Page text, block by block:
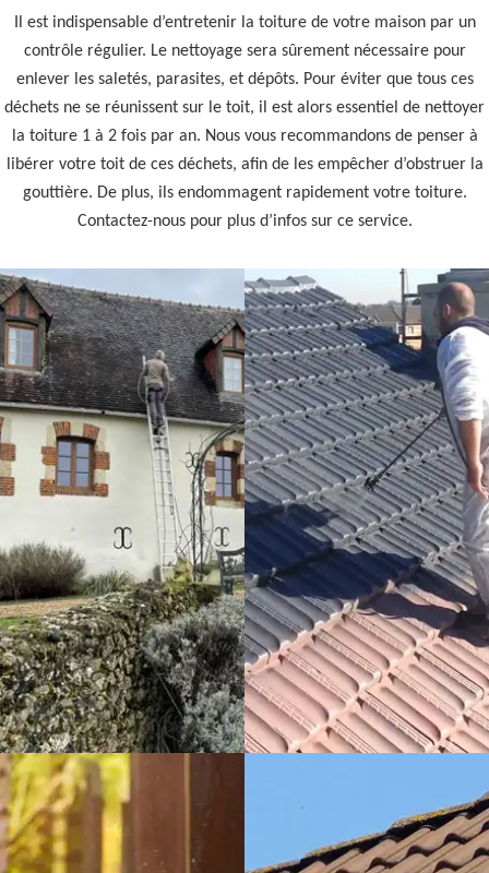
Il est indispensable d’entretenir la toiture de votre maison par un
contrôle régulier. Le nettoyage sera sûrement nécessaire pour
enlever les saletés, parasites, et dépôts. Pour éviter que tous ces
déchets ne se réunissent sur le toit, il est alors essentiel de nettoyer
la toiture 1 à 2 fois par an. Nous vous recommandons de penser à
libérer votre toit de ces déchets, afin de les empêcher d’obstruer la
gouttière. De plus, ils endommagent rapidement votre toiture.
Contactez-nous pour plus d’infos sur ce service.